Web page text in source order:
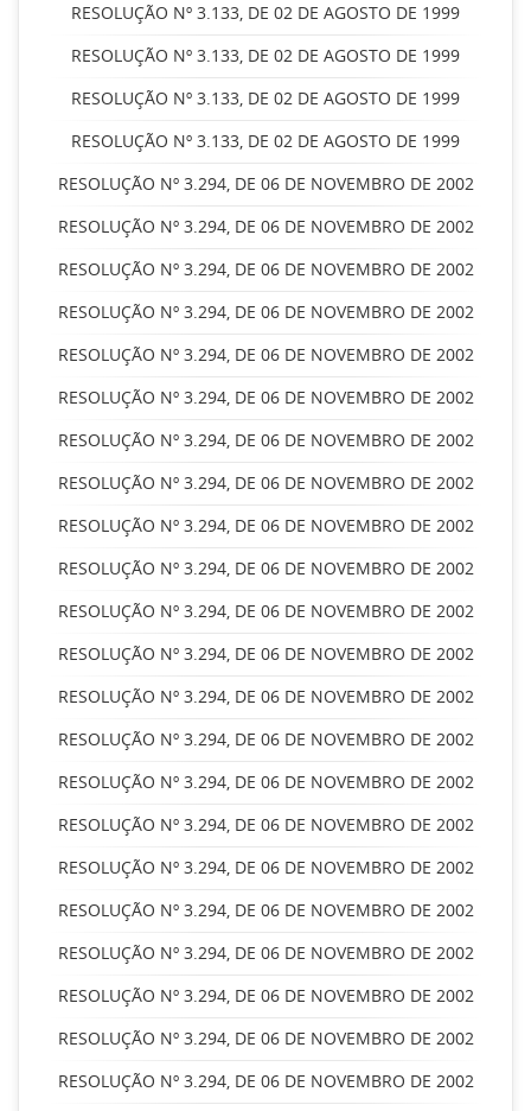
RESOLUÇÃO Nº 3.133, DE 02 DE AGOSTO DE 1999
RESOLUÇÃO Nº 3.133, DE 02 DE AGOSTO DE 1999
RESOLUÇÃO Nº 3.133, DE 02 DE AGOSTO DE 1999
RESOLUÇÃO Nº 3.133, DE 02 DE AGOSTO DE 1999
RESOLUÇÃO Nº 3.294, DE 06 DE NOVEMBRO DE 2002
RESOLUÇÃO Nº 3.294, DE 06 DE NOVEMBRO DE 2002
RESOLUÇÃO Nº 3.294, DE 06 DE NOVEMBRO DE 2002
RESOLUÇÃO Nº 3.294, DE 06 DE NOVEMBRO DE 2002
RESOLUÇÃO Nº 3.294, DE 06 DE NOVEMBRO DE 2002
RESOLUÇÃO Nº 3.294, DE 06 DE NOVEMBRO DE 2002
RESOLUÇÃO Nº 3.294, DE 06 DE NOVEMBRO DE 2002
RESOLUÇÃO Nº 3.294, DE 06 DE NOVEMBRO DE 2002
RESOLUÇÃO Nº 3.294, DE 06 DE NOVEMBRO DE 2002
RESOLUÇÃO Nº 3.294, DE 06 DE NOVEMBRO DE 2002
RESOLUÇÃO Nº 3.294, DE 06 DE NOVEMBRO DE 2002
RESOLUÇÃO Nº 3.294, DE 06 DE NOVEMBRO DE 2002
RESOLUÇÃO Nº 3.294, DE 06 DE NOVEMBRO DE 2002
RESOLUÇÃO Nº 3.294, DE 06 DE NOVEMBRO DE 2002
RESOLUÇÃO Nº 3.294, DE 06 DE NOVEMBRO DE 2002
RESOLUÇÃO Nº 3.294, DE 06 DE NOVEMBRO DE 2002
RESOLUÇÃO Nº 3.294, DE 06 DE NOVEMBRO DE 2002
RESOLUÇÃO Nº 3.294, DE 06 DE NOVEMBRO DE 2002
RESOLUÇÃO Nº 3.294, DE 06 DE NOVEMBRO DE 2002
RESOLUÇÃO Nº 3.294, DE 06 DE NOVEMBRO DE 2002
RESOLUÇÃO Nº 3.294, DE 06 DE NOVEMBRO DE 2002
RESOLUÇÃO Nº 3.294, DE 06 DE NOVEMBRO DE 2002